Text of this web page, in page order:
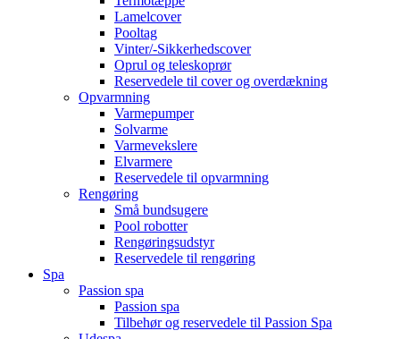
Lamelcover
Pooltag
Vinter/-Sikkerhedscover
Oprul og teleskoprør
Reservedele til cover og overdækning
Opvarmning
Varmepumper
Solvarme
Varmevekslere
Elvarmere
Reservedele til opvarmning
Rengøring
Små bundsugere
Pool robotter
Rengøringsudstyr
Reservedele til rengøring
Spa
Passion spa
Passion spa
Tilbehør og reservedele til Passion Spa